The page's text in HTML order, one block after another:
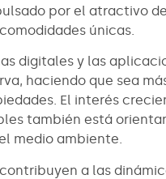
por el atractivo
únicas.
digitales y las
haciendo que sea
El interés
también está
medio ambiente.
a las